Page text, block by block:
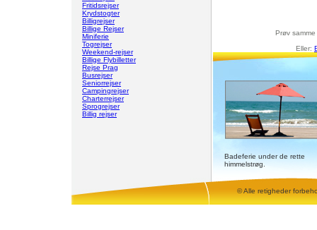
Fritidsrejser
Krydstogter
Billigrejser
Billige Rejser
Miniferie
Togrejser
Weekend-rejser
Billige Flybilletter
Rejse Prag
Busrejser
Seniorrejser
Campingrejser
Charterrejser
Sprogrejser
Billig rejser
Prøv
Eller:
Badeferie under de rette
himmelstrøg.
© Alle retigheder